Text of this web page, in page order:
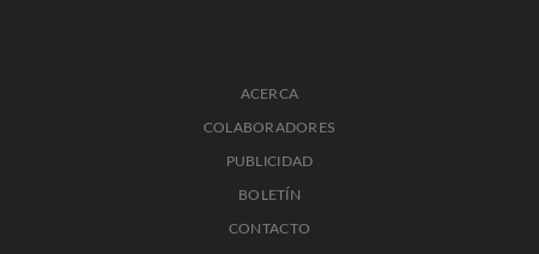
ACERCA
COLABORADORES
PUBLICIDAD
BOLETÍN
CONTACTO